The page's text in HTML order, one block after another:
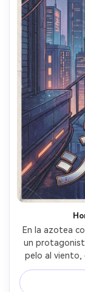
En la azotea
un
pelo al viento,
líneas guía
stickers,